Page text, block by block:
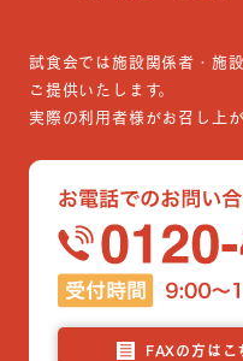
試食会では施設関係者・施
ご提供いたします。
実際の利用者様がお召し上
FAXの方はこ